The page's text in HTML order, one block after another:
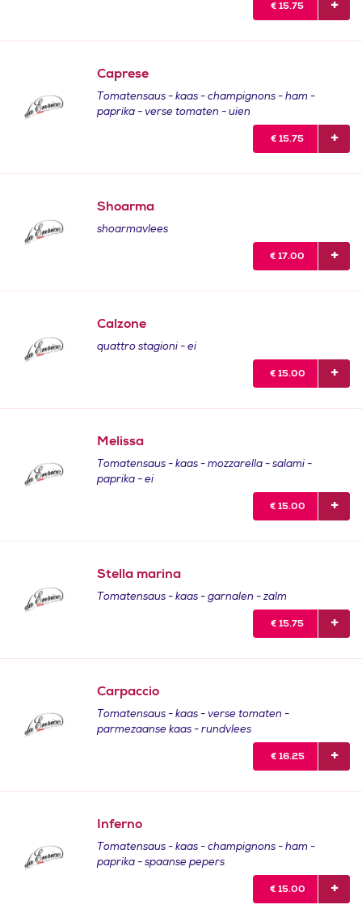
€ 15.75
Caprese
Tomatensaus - kaas - champignons - ham -
paprika - verse tomaten - uien
€ 15.75
Shoarma
shoarmavlees
€ 17.00
Calzone
quattro stagioni - ei
€ 15.00
Melissa
Tomatensaus - kaas - mozzarella - salami -
paprika - ei
€ 15.00
Stella marina
Tomatensaus - kaas - garnalen - zalm
€ 15.75
Carpaccio
Tomatensaus - kaas - verse tomaten -
parmezaanse kaas - rundvlees
€ 16.25
Inferno
Tomatensaus - kaas - champignons - ham -
paprika - spaanse pepers
€ 15.00